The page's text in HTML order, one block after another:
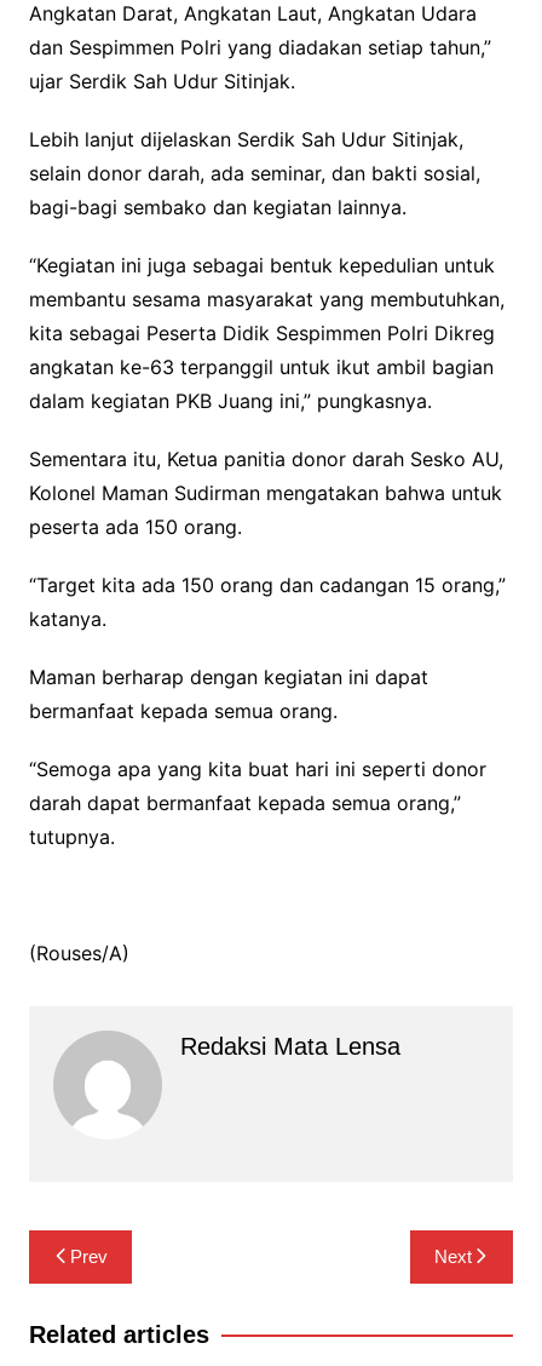
Angkatan Darat, Angkatan Laut, Angkatan Udara
dan Sespimmen Polri yang diadakan setiap tahun,”
ujar Serdik Sah Udur Sitinjak.
Lebih lanjut dijelaskan Serdik Sah Udur Sitinjak,
selain donor darah, ada seminar, dan bakti sosial,
bagi-bagi sembako dan kegiatan lainnya.
“Kegiatan ini juga sebagai bentuk kepedulian untuk
membantu sesama masyarakat yang membutuhkan,
kita sebagai Peserta Didik Sespimmen Polri Dikreg
angkatan ke-63 terpanggil untuk ikut ambil bagian
dalam kegiatan PKB Juang ini,” pungkasnya.
Sementara itu, Ketua panitia donor darah Sesko AU,
Kolonel Maman Sudirman mengatakan bahwa untuk
peserta ada 150 orang.
“Target kita ada 150 orang dan cadangan 15 orang,”
katanya.
Maman berharap dengan kegiatan ini dapat
bermanfaat kepada semua orang.
“Semoga apa yang kita buat hari ini seperti donor
darah dapat bermanfaat kepada semua orang,”
tutupnya.
(Rouses/A)
Redaksi Mata Lensa
Navigasi
pos
Prev Next
Related articles